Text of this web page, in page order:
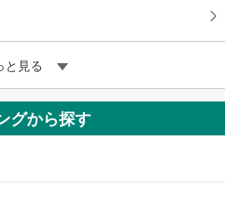
と見る
グから探す